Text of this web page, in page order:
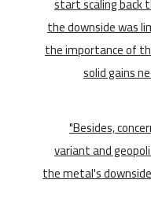
the downside was
the importance of
solid gains
"Besides,
variant and
the metal's